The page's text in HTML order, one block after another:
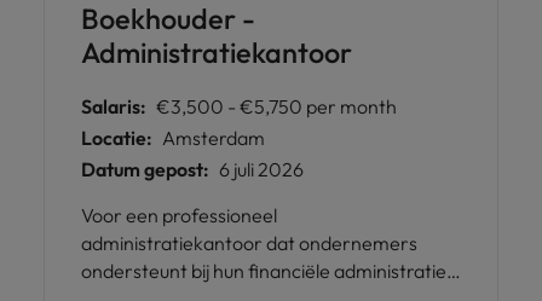
Boekhouder -
Administratiekantoor
Salaris: €3,500 - €5,750 per month
Locatie: Amsterdam
Datum gepost: 6 juli 2026
Voor een professioneel
administratiekantoor dat ondernemers
ondersteunt bij hun financiële administratie